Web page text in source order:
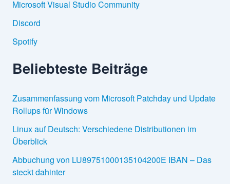
Microsoft Visual Studio Community
Discord
Spotify
Beliebteste Beiträge
Zusammenfassung vom Microsoft Patchday und Update
Rollups für Windows
Linux auf Deutsch: Verschiedene Distributionen im
Überblick
Abbuchung von LU89751000135104200E IBAN – Das
steckt dahinter